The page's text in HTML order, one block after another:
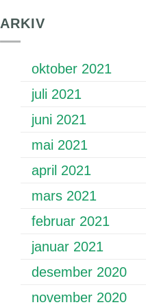
ARKIV
oktober 2021
juli 2021
juni 2021
mai 2021
april 2021
mars 2021
februar 2021
januar 2021
desember 2020
november 2020